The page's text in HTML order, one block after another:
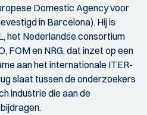
Domestic Agency voor
in Barcelona). Hij is
het Nederlandse consortium
FOM en NRG, dat inzet op een
aan het internationale ITER-
slaat tussen de onderzoekers
industrie die aan de